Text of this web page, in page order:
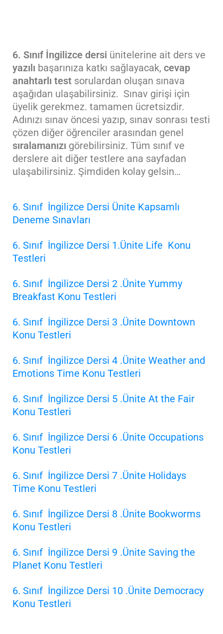
6. Sınıf İngilizce dersi ünitelerine ait ders ve
yazılı başarınıza katkı sağlayacak, cevap
anahtarlı test sorulardan oluşan sınava
aşağıdan ulaşabilirsiniz. Sınav girişi için
üyelik gerekmez. tamamen ücretsizdir.
Adınızı sınav öncesi yazıp, sınav sonrası testi
çözen diğer öğrenciler arasından genel
sıralamanızı görebilirsiniz. Tüm sınıf ve
derslere ait diğer testlere ana sayfadan
ulaşabilirsiniz. Şimdiden kolay gelsin…
6. Sınıf İngilizce Dersi Ünite Kapsamlı
Deneme Sınavları
6. Sınıf İngilizce Dersi 1.Ünite Life Konu
Testleri
6. Sınıf İngilizce Dersi 2 .Ünite Yummy
Breakfast Konu Testleri
6. Sınıf İngilizce Dersi 3 .Ünite Downtown
Konu Testleri
6. Sınıf İngilizce Dersi 4 .Ünite Weather and
Emotions Time Konu Testleri
6. Sınıf İngilizce Dersi 5 .Ünite At the Fair
Konu Testleri
6. Sınıf İngilizce Dersi 6 .Ünite Occupations
Konu Testleri
6. Sınıf İngilizce Dersi 7 .Ünite Holidays
Time Konu Testleri
6. Sınıf İngilizce Dersi 8 .Ünite Bookworms
Konu Testleri
6. Sınıf İngilizce Dersi 9 .Ünite Saving the
Planet Konu Testleri
6. Sınıf İngilizce Dersi 10 .Ünite Democracy
Konu Testleri